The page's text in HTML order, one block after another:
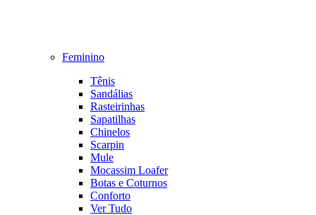
Feminino
Tênis
Sandálias
Rasteirinhas
Sapatilhas
Chinelos
Scarpin
Mule
Mocassim Loafer
Botas e Coturnos
Conforto
Ver Tudo